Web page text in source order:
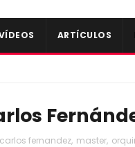
ARTÍCULOS
fernandez, master,